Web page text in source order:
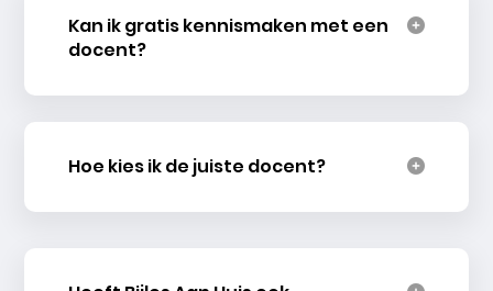
Kan ik gratis kennismaken met een
docent?
Hoe kies ik de juiste docent?